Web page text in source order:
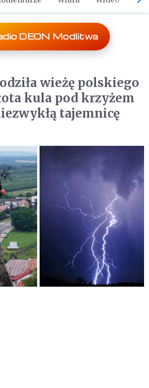
DEON Modlitwa
wieżę polskiego
kula pod krzyżem
tajemnicę